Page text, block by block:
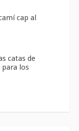
cap al
catas de
para los